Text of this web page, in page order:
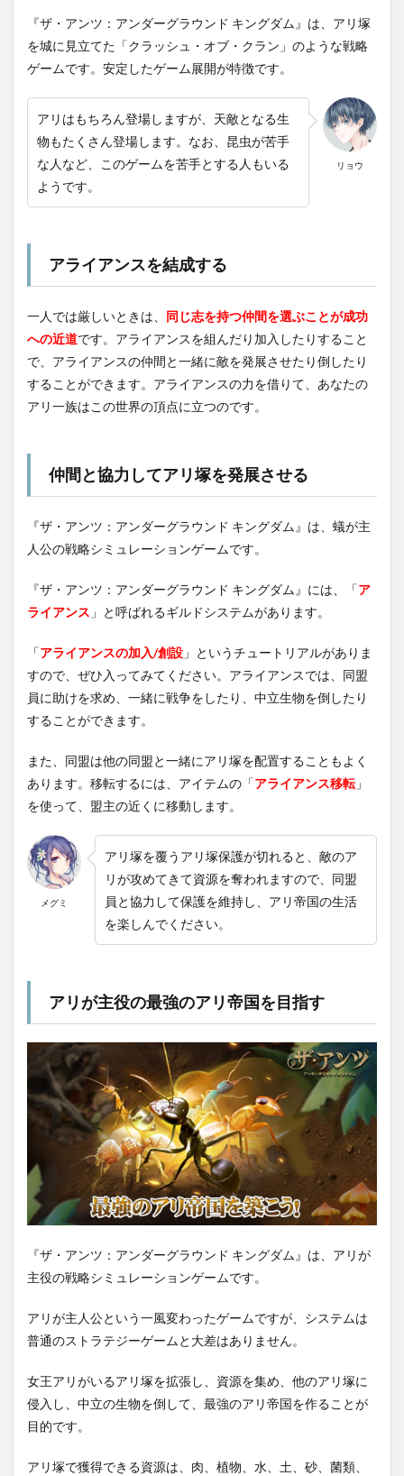
『ザ・アンツ：アンダーグラウンド キングダム』は、アリ塚
を城に見立てた「クラッシュ・オブ・クラン」のような戦略
ゲームです。安定したゲーム展開が特徴です。
リョウ
アリはもちろん登場しますが、天敵となる生
物もたくさん登場します。なお、昆虫が苦手
な人など、このゲームを苦手とする人もいる
ようです。
アライアンスを結成する
一人では厳しいときは、 同じ志を持つ仲間を選ぶことが成功
への近道です。アライアンスを組んだり加入したりすること
で、アライアンスの仲間と一緒に敵を発展させたり倒したり
することができます。アライアンスの力を借りて、あなたの
アリ一族はこの世界の頂点に立つのです。
仲間と協力してアリ塚を発展させる
『ザ・アンツ：アンダーグラウンド キングダム』は、蟻が主
人公の戦略シミュレーションゲームです。
『ザ・アンツ：アンダーグラウンド キングダム』には、「ア
ライアンス 」と呼ばれるギルドシステムがあります。
「アライアンスの加入/創設 」というチュートリアルがありま
すので、ぜひ入ってみてください。アライアンスでは、同盟
員に助けを求め、一緒に戦争をしたり、中立生物を倒したり
することができます。
また、同盟は他の同盟と一緒にアリ塚を配置することもよく
あります。移転するには、アイテムの「アライアンス移転」
を使って、盟主の近くに移動します。
メグミ
アリ塚を覆うアリ塚保護が切れると、敵のア
リが攻めてきて資源を奪われますので、同盟
員と協力して保護を維持し、アリ帝国の生活
を楽しんでください。
アリが主役の最強のアリ帝国を目指す
『ザ・アンツ：アンダーグラウンド キングダム』は、アリが
主役の戦略シミュレーションゲームです。
アリが主人公という一風変わったゲームですが、システムは
普通のストラテジーゲームと大差はありません。
女王アリがいるアリ塚を拡張し、資源を集め、他のアリ塚に
侵入し、中立の生物を倒して、最強のアリ帝国を作ることが
目的です。
アリ塚で獲得できる資源は、肉、植物、水、土、砂、菌類、